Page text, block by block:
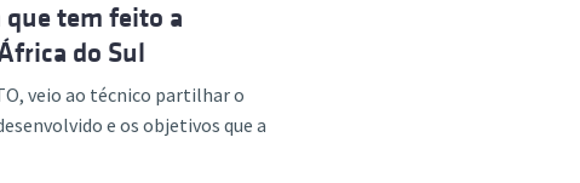
que tem feito a
do Sul
veio ao técnico partilhar o
e os objetivos que a